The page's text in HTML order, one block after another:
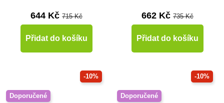
644 Kč 715 Kč
Přidat do košíku
662 Kč 735 Kč
Přidat do košíku
-10%
Doporučené
-10%
Doporučené